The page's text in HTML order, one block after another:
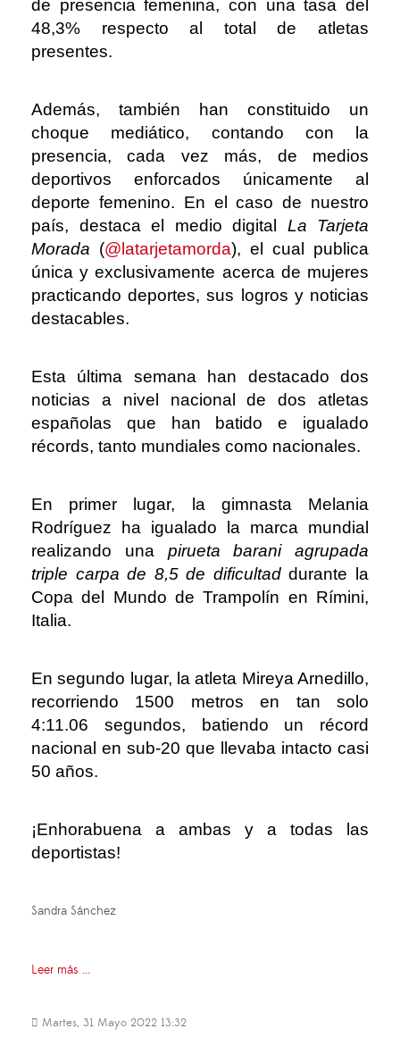
de presencia femenina, con una tasa del
48,3% respecto al total de atletas
presentes.
Además, también han constituido un
choque mediático, contando con la
presencia, cada vez más, de medios
deportivos enforcados únicamente al
deporte femenino. En el caso de nuestro
país, destaca el medio digital La Tarjeta
Morada (@latarjetamorda), el cual publica
única y exclusivamente acerca de mujeres
practicando deportes, sus logros y noticias
destacables.
Esta última semana han destacado dos
noticias a nivel nacional de dos atletas
españolas que han batido e igualado
récords, tanto mundiales como nacionales.
En primer lugar, la gimnasta Melania
Rodríguez ha igualado la marca mundial
realizando una pirueta barani agrupada
triple carpa de 8,5 de dificultaddurante la
Copa del Mundo de Trampolín en Rímini,
Italia.
En segundo lugar, la atleta Mireya Arnedillo,
recorriendo 1500 metros en tan solo
4:11.06 segundos, batiendo un récord
nacional en sub-20 que llevaba intacto casi
50 años.
¡Enhorabuena a ambas y a todas las
deportistas!
Sandra Sánchez
Leer más ...
Martes, 31 Mayo 2022 13:32